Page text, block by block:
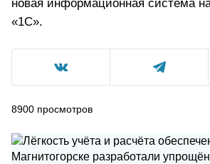
новая информационная система
«1С».
8900 просмотров